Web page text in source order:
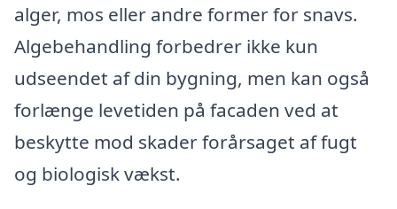
alger, mos eller andre former for snavs.
Algebehandling forbedrer ikke kun
udseendet af din bygning, men kan også
forlænge levetiden på facaden ved at
beskytte mod skader forårsaget af fugt
og biologisk vækst.